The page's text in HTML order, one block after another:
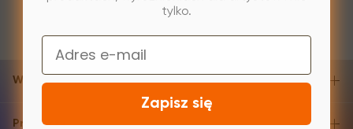
Wsparcie i pomoc
Produkty
tylko.
Email
Zapisz się